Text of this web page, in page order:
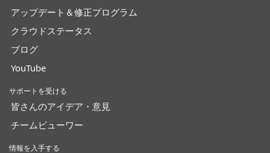
アップデート＆修正プログラム
クラウドステータス
ブログ
YouTube
サポートを受ける
皆さんのアイデア・意見
チームビューワー
情報を入手する